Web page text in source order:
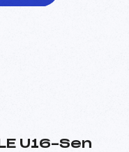
U16-Sen